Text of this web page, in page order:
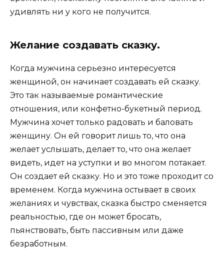
удивлять ни у кого не получится.
Желание создавать сказку.
Когда мужчина серьезно интересуется
женщиной, он начинает создавать ей сказку.
Это так называемые романтические
отношения, или конфетно-букетный период.
Мужчина хочет только радовать и баловать
женщину. Он ей говорит лишь то, что она
желает услышать, делает то, что она желает
видеть, идет на уступки и во многом потакает.
Он создает ей сказку. Но и это тоже проходит со
временем. Когда мужчина остывает в своих
желаниях и чувствах, сказка быстро сменяется
реальностью, где он может бросать,
пьянствовать, быть пассивным или даже
безработным.